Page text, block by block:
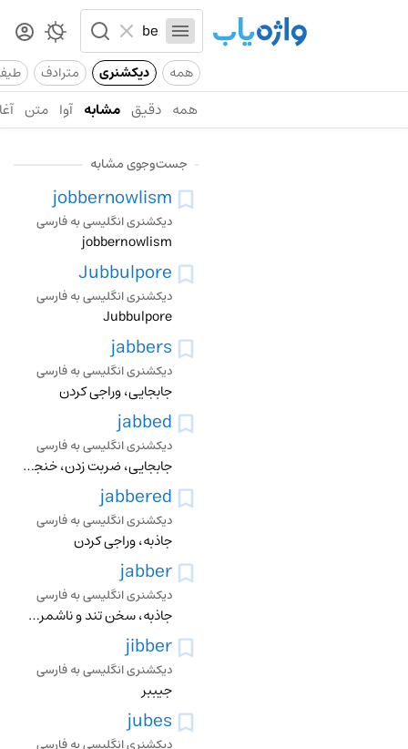
همه دیکشنری مترادف
همه دقیق مشابه آوا متن
جست‌وجوی مشابه
jobbernowlism
دیکشنری انگلیسی به فارسی
jobbernowlism
Jubbulpore
دیکشنری انگلیسی به فارسی
Jubbulpore
jabbers
دیکشنری انگلیسی به فارسی
جابجایی، وراجی کردن
jabbed
دیکشنری انگلیسی به فارسی
جابجایی، ضربت زدن، خنجر زدن، سک زدن، سیخ زدن، سوراخ کردن، ضربت ناگهانی زدن
jabbered
دیکشنری انگلیسی به فارسی
جاذبه، وراجی کردن
jabber
دیکشنری انگلیسی به فارسی
جاذبه، سخن تند و ناشمرده، ورد، گپ، چکچکی، وراجی کردن
jibber
دیکشنری انگلیسی به فارسی
جیببر
jubes